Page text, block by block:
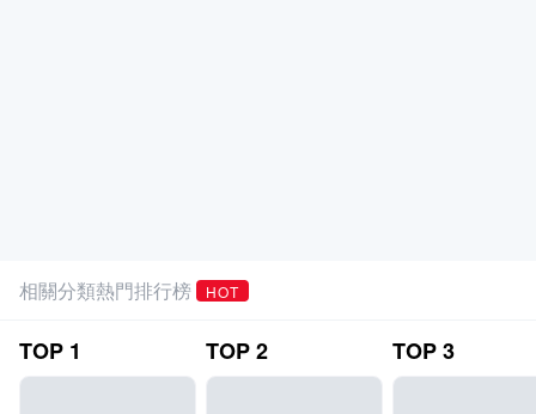
相關分類熱門排行榜 HOT
TOP 1 TOP2 TOP3